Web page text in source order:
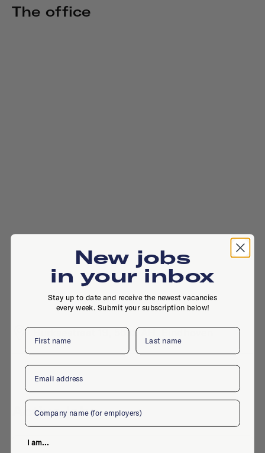
The office
Hurksestraat 19, 5652 AH, Eindhoven
Active jobs
New jobs
in your inbox
Stay up to date and receive the newest vacancies
every week. Submit your subscription below!
First name Last name
Email
Company
I am...